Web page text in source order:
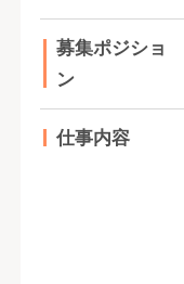
募集ポジショ
ン
仕事内容